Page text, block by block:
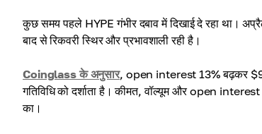
कुछ समय पहले HYPE गंभीर दबाव में दिखाई दे रहा था।
बाद से रिकवरी स्थिर और प्रभावशाली रही है।
Coinglass के अनुसार, open interest 13% बढ़कर
गतिविधि को दर्शाता है। कीमत, वॉल्यूम और open
का।